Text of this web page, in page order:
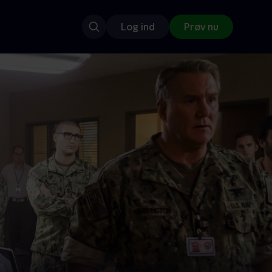
Log ind Prøv nu